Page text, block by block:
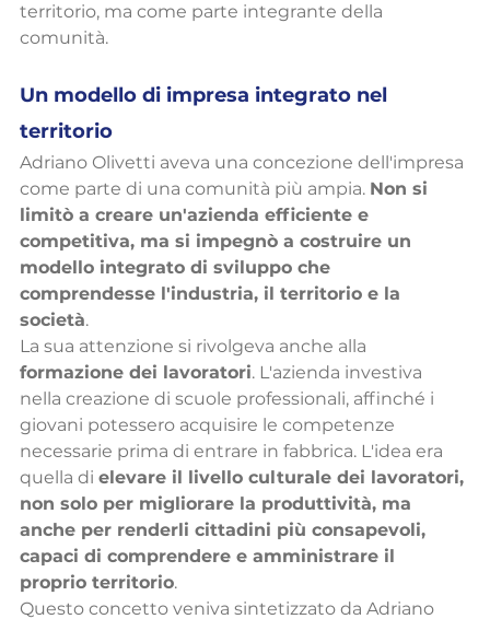
territorio, ma come parte integrante della
comunità.
Un modello di impresa integrato nel
territorio
Adriano Olivetti aveva una concezione dell'impresa
come parte di una comunità più ampia. Non si
limitò a creare un'azienda efficiente e
competitiva, ma si impegnò a costruire un
modello integrato di sviluppo che
comprendesse l'industria, il territorio e la
società.
La sua attenzione si rivolgeva anche alla
formazione dei lavoratori. L'azienda investiva
nella creazione di scuole professionali, affinché i
giovani potessero acquisire le competenze
necessarie prima di entrare in fabbrica. L'idea era
quella di elevare il livello culturale dei lavoratori,
non solo per migliorare la produttività, ma
anche per renderli cittadini più consapevoli,
capaci di comprendere e amministrare il
proprio territorio.
Questo concetto veniva sintetizzato da Adriano